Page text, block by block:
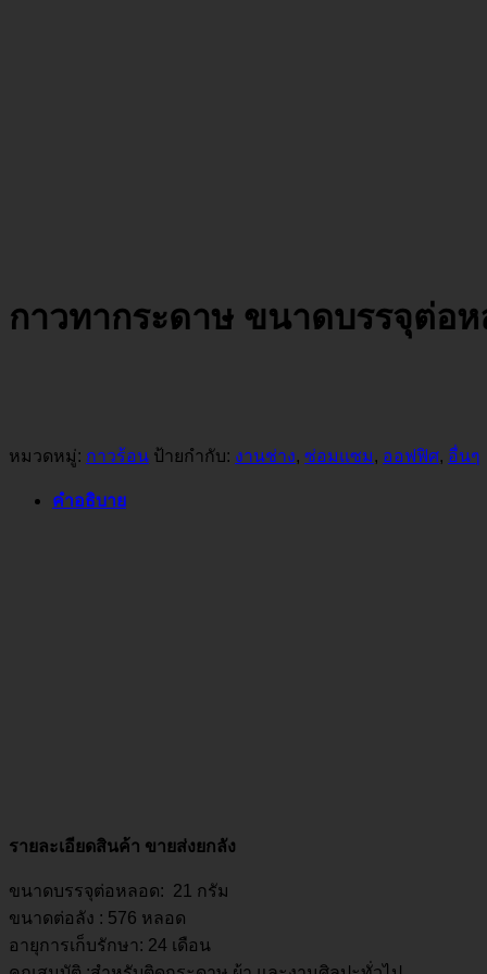
กาวทากระดาษ ขนาดบรรจุต่อ
หมวดหมู่: กาวร้อน ป้ายกำกับ: งานช่าง, ซ่อมแซม, ออฟฟิศ, อื่นๆ
คำอธิบาย
รายละเอียดสินค้า ขายส่งยกลัง
ขนาดบรรจุต่อหลอด: 21 กรัม
ขนาดต่อลัง : 576 หลอด
อายุการเก็บรักษา: 24 เดือน